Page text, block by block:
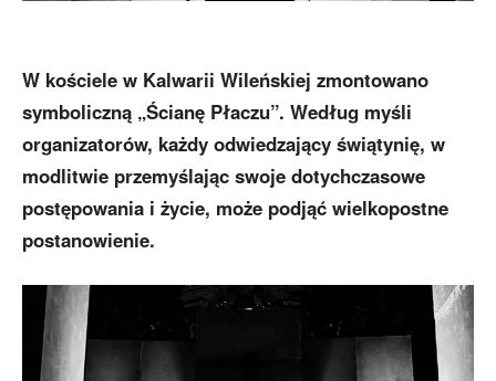
W kościele w Kalwarii Wileńskiej zmontowano
symboliczną „Ścianę Płaczu”. Według myśli
organizatorów, każdy odwiedzający świątynię, w
modlitwie przemyślając swoje dotychczasowe
postępowania i życie, może podjąć wielkopostne
postanowienie.